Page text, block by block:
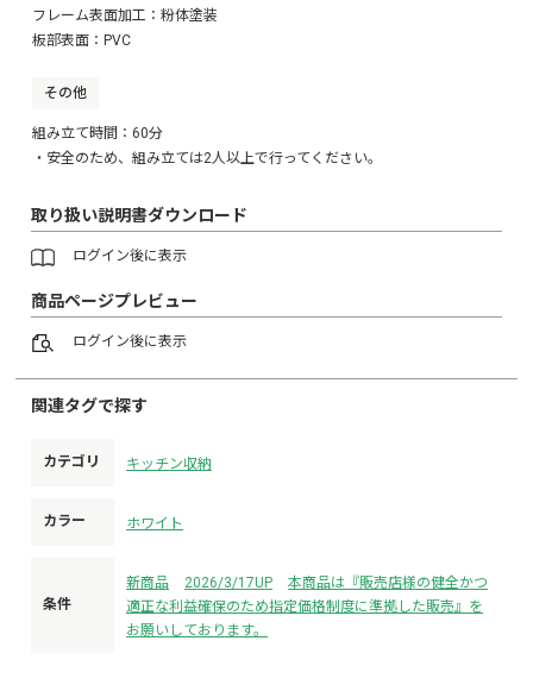
フレーム表面加工：粉体塗装
板部表面：PVC
その他
組み立て時間：60分
・安全のため、組み立ては2人以上で行ってください。
取り扱い説明書ダウンロード
ログイン後に表示
商品ページプレビュー
ログイン後に表示
関連タグで探す
カテゴリ キッチン収納
カラー ホワイト
条件
新商品 2026/3/17UP
本商品は『販売店様の健全かつ
適正な利益確保のため指定価格制度に準拠した販売』を
お願いしております。